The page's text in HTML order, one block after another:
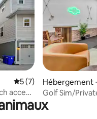
: 5 sur 5
Évaluation moyenne
5 (7)
access
Hébergement
Golf Sim/
Beach